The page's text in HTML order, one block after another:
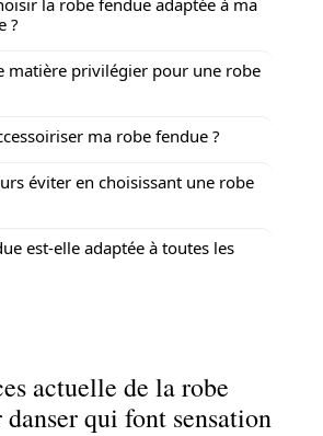
?
matière privilégier pour une robe
ma robe fendue ?
éviter en choisissant une robe
est-elle adaptée à toutes les
actuelle de la robe
qui font sensation